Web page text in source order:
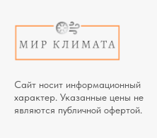
Сайт носит информационный
характер. Указанные цены не
являются публичной офертой.